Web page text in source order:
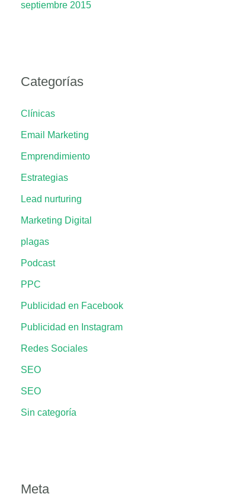
septiembre 2015
Categorías
Clínicas
Email Marketing
Emprendimiento
Estrategias
Lead nurturing
Marketing Digital
plagas
Podcast
PPC
Publicidad en Facebook
Publicidad en Instagram
Redes Sociales
SEO
SEO
Sin categoría
Meta